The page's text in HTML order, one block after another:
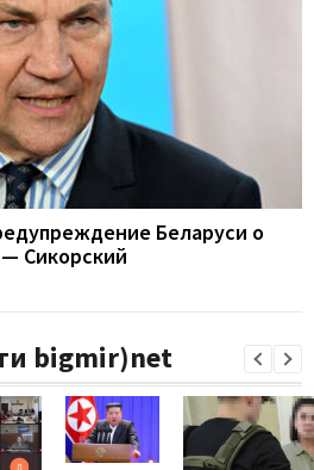
Беларуси о
Сикорский
bigmir)net